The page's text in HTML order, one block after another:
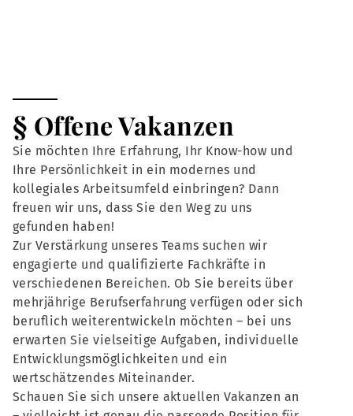
§ Offene Vakanzen
Sie möchten Ihre Erfahrung, Ihr Know-how und
Ihre Persönlichkeit in ein modernes und
kollegiales Arbeitsumfeld einbringen? Dann
freuen wir uns, dass Sie den Weg zu uns
gefunden haben!
Zur Verstärkung unseres Teams suchen wir
engagierte und qualifizierte Fachkräfte in
verschiedenen Bereichen. Ob Sie bereits über
mehrjährige Berufserfahrung verfügen oder sich
beruflich weiterentwickeln möchten – bei uns
erwarten Sie vielseitige Aufgaben, individuelle
Entwicklungsmöglichkeiten und ein
wertschätzendes Miteinander.
Schauen Sie sich unsere aktuellen Vakanzen an